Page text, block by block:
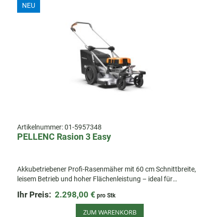
NEU
Artikelnummer:01-5957348
PELLENC Rasion 3 Easy
Akkubetriebener Profi-Rasenmäher mit 60 cm Schnittbreite,
leisem Betrieb und hoher Flächenleistung – ideal für
Ihr Preis: 2.298,00 € pro Stk
ZUM WARENKORB